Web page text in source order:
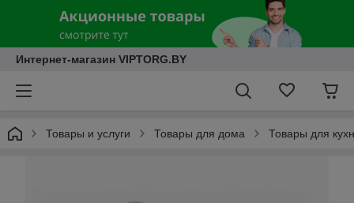
Интернет-магазин VIPTORG.BY
Товары и услуги Товары для дома Товары для